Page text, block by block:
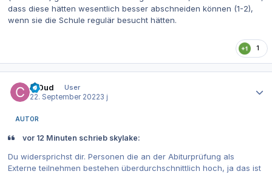
dass diese hätten wesentlich besser abschneiden können (1-2),
wenn sie die Schule regulär besucht hätten.
1
Cl0ud
User
22. September 20223 j
AUTOR
vor 12 Minuten schrieb skylake:
Du widersprichst dir. Personen die an der Abiturprüfung als
Externe teilnehmen bestehen überdurchschnittlich hoch, ja das ist